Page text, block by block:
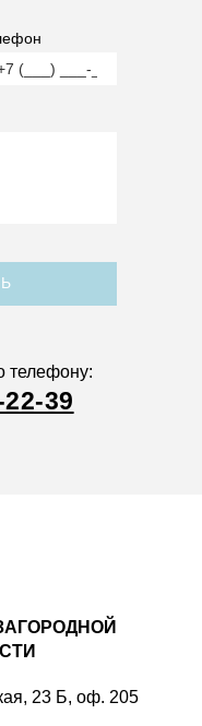
телефону:
39
23 Б, оф. 205